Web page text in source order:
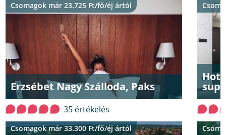
Erzsébet Nagy Szálloda, Paks
Csomagok már 23.725 Ft/fő/éj ártól
35 értékelés
Csomagok már 33.300 Ft/fő/éj ártól